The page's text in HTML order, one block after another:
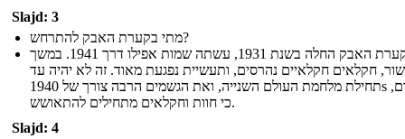
Slajd: 3
מתי בקערת האבק להתרחש?
קערת האבק החלה בשנת 1931, עשתה שמות אפילו דרך 1941. במשך
חקלאים חקלאיים נהרסים, ותעשיית נפגעת מאוד. זה לא יהיה עד
תחילת מלחמת העולם השנייה, ואת הגשמים הרבה צורך של 1940s מוקדם,
כי חוות וחקלאים מתחילים להתאושש.
Slajd: 4